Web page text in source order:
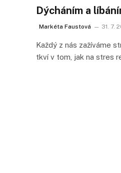
Dýcháním a
Markéta Faustová 31. 7.
Každý z nás zažíváme
tkví v tom, jak na stres